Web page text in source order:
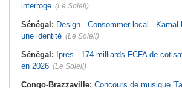
interroge (Le Soleil)
Sénégal: Design - Consommer local - Kamal
une identité (Le Soleil)
Sénégal: Ipres - 174 milliards FCFA de
en 2026 (Le Soleil)
Congo-Brazzaville: Concours de musique